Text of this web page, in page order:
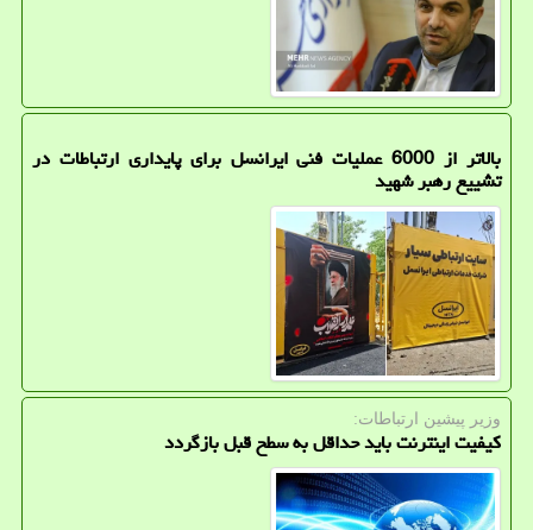
بالاتر از 6000 عملیات فنی ایرانسل برای پایداری ارتباطات در
تشییع رهبر شهید
وزیر پیشین ارتباطات:
کیفیت اینترنت باید حداقل به سطح قبل بازگردد